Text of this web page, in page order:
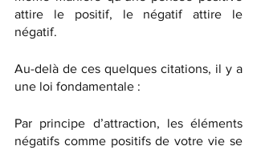
attire le positif, le négatif attire le
négatif.
Au-delà de ces quelques citations, il y a
une loi fondamentale :
Par principe d’attraction, les éléments
négatifs comme positifs de votre vie se